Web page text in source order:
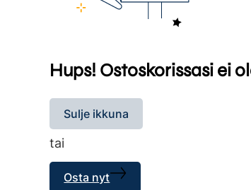
Hups! Ostoskorissasi ei
Sulje ikkuna
tai
Osta nyt